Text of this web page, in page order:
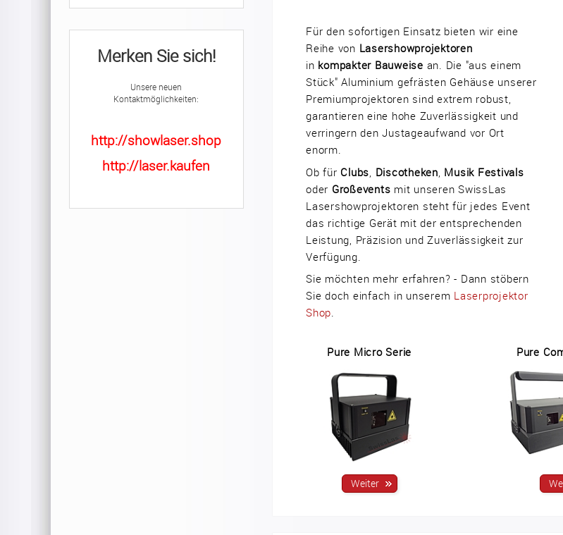
Merken Sie sich!
Unsere neuen
Kontaktmöglichkeiten:
http://showlaser.shop
http://laser.kaufen
Für den sofortigen Einsatz bieten wir eine
Reihe von Lasershowprojektoren
in kompakter Bauweise an. Die "aus einem
Stück" Aluminium gefrästen Gehäuse unserer
Premiumprojektoren sind extrem robust,
garantieren eine hohe Zuverlässigkeit und
verringern den Justageaufwand vor Ort
enorm.
Ob für Clubs Discotheken Musik Festivals
oder Großevents mit unseren SwissLas
Lasershowprojektoren steht für jedes Event
das richtige Gerät mit der entsprechenden
Leistung, Präzision und Zuverlässigkeit zur
Verfügung.
Sie möchten mehr erfahren? - Dann stöbern
Sie doch einfach in unserem Laserprojektor
Shop.
Pure Micro Serie Pure